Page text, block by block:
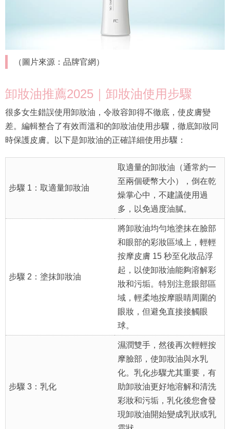
（圖片來源：品牌官網）
很多女生錯誤使用卸妝油，令妝容卸得不徹底，使皮膚變
差。編輯整合了有效而溫和的卸妝油使用步驟，徹底卸妝同
時保護皮膚。以下是卸妝油的正確詳細使用步驟：
取適量的卸妝油（通常約一
至兩個硬幣大小），倒在乾
燥掌心中，不建議使用過
多，以免過度油膩。
將卸妝油均勻地塗抹在臉部
和眼部的彩妝區域上，輕輕
按摩皮膚 15 秒至化妝品浮
起，以使卸妝油能夠溶解彩
妝和污垢。特別注意眼部區
域，輕柔地按摩眼睛周圍的
眼妝，但避免直接接觸眼
球。
濕潤雙手，然後再次輕輕按
摩臉部，使卸妝油與水乳
化。乳化步驟尤其重要，有
助卸妝油更好地溶解和清洗
彩妝和污垢，乳化後您會發
現卸妝油開始變成乳狀或乳
霜狀。